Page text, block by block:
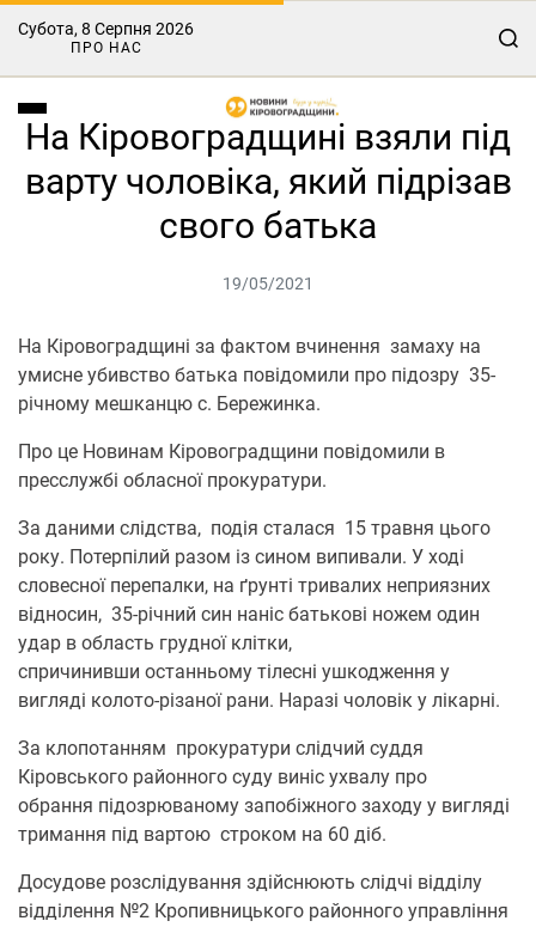
Субота, 8 Серпня 2026
ПРО НАС
На Кіровоградщині взяли під
варту чоловіка, який підрізав
свого батька
19/05/2021
На Кіровоградщині за фактом вчинення замаху на
умисне убивство батька повідомили про підозру 35-
річному мешканцю с. Бережинка.
Про це Новинам Кіровоградщини повідомили в
пресслужбі обласної прокуратури.
За даними слідства, подія сталася 15 травня цього
року. Потерпілий разом із сином випивали. У ході
словесної перепалки, на ґрунті тривалих неприязних
відносин, 35-річний син наніс батькові ножем один
удар в область грудної клітки,
спричинивши останньому тілесні ушкодження у
вигляді колото-різаної рани. Наразі чоловік у лікарні.
За клопотанням прокуратури слідчий суддя
Кіровського районного суду виніс ухвалу про
обрання підозрюваному запобіжного заходу у вигляді
тримання під вартою строком на 60 діб.
Досудове розслідування здійснюють слідчі відділу
відділення №2 Кропивницького районного управління